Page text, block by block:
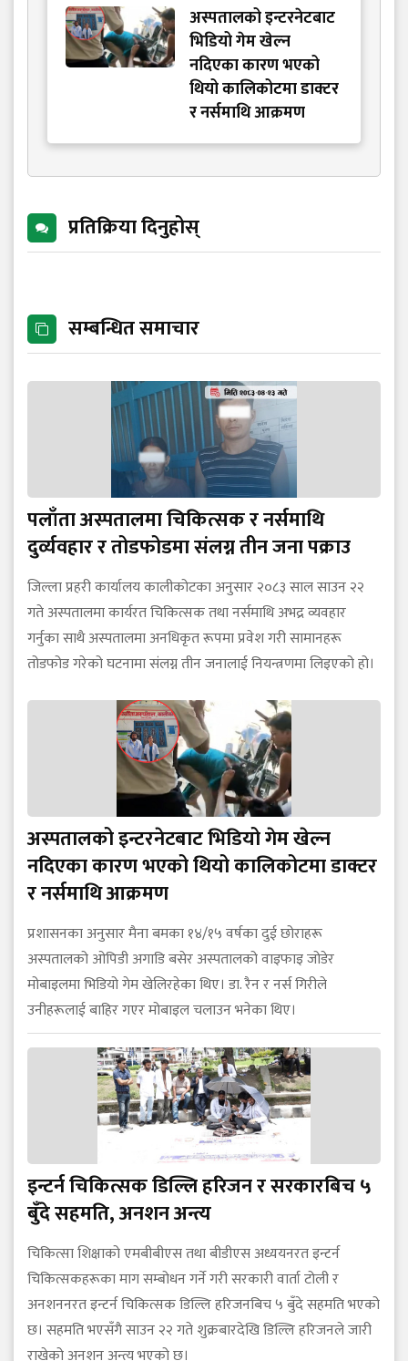
अस्पतालको इन्टरनेटबाट
भिडियो गेम खेल्न
नदिएका कारण भएको
थियो कालिकोटमा डाक्टर
र नर्समाथि आक्रमण
प्रतिक्रिया दिनुहोस्
सम्बन्धित समाचार
पलाँता अस्पतालमा चिकित्सक र नर्समाथि
दुर्व्यवहार र तोडफोडमा संलग्न तीन जना पक्राउ
जिल्ला प्रहरी कार्यालय कालीकोटका अनुसार २०८३ साल साउन २२
गते अस्पतालमा कार्यरत चिकित्सक तथा नर्समाथि अभद्र व्यवहार
गर्नुका साथै अस्पतालमा अनधिकृत रूपमा प्रवेश गरी सामानहरू
तोडफोड गरेको घटनामा संलग्न तीन जनालाई नियन्त्रणमा लिइएको हो।
अस्पतालको इन्टरनेटबाट भिडियो गेम खेल्न
नदिएका कारण भएको थियो कालिकोटमा डाक्टर
र नर्समाथि आक्रमण
प्रशासनका अनुसार मैना बमका १४/१५ वर्षका दुई छोराहरू
अस्पतालको ओपिडी अगाडि बसेर अस्पतालको वाइफाइ जोडेर
मोबाइलमा भिडियो गेम खेलिरहेका थिए। डा. रैन र नर्स गिरीले
उनीहरूलाई बाहिर गएर मोबाइल चलाउन भनेका थिए।
इन्टर्न चिकित्सक डिल्लि हरिजन र सरकारबिच ५
बुँदे सहमति, अनशन अन्त्य
चिकित्सा शिक्षाको एमबीबीएस तथा बीडीएस अध्ययनरत इन्टर्न
चिकित्सकहरूका माग सम्बोधन गर्ने गरी सरकारी वार्ता टोली र
अनशननरत इन्टर्न चिकित्सक डिल्लि हरिजनबिच ५ बुँदे सहमति भएको
छ। सहमति भएसँगै साउन २२ गते शुक्रबारदेखि डिल्लि हरिजनले जारी
राखेको अनशन अन्त्य भएको छ।